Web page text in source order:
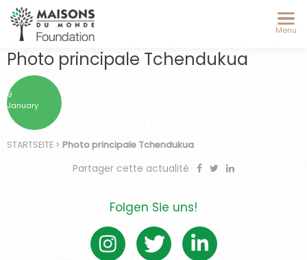
Menu
Photo principale Tchendukua
9
January
STARTSEITE > Photo principale Tchendukua
Partager cette actualité
Folgen Sie uns!